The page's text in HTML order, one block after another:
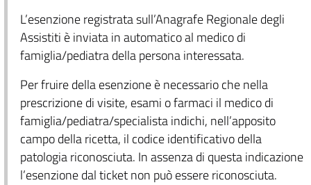
L’esenzione registrata sull’Anagrafe Regionale degli
Assistiti è inviata in automatico al medico di
famiglia/pediatra della persona interessata.
Per fruire della esenzione è necessario che nella
prescrizione di visite, esami o farmaci il medico di
famiglia/pediatra/specialista indichi, nell’apposito
campo della ricetta, il codice identificativo della
patologia riconosciuta. In assenza di questa indicazione
l’esenzione dal ticket non può essere riconosciuta.